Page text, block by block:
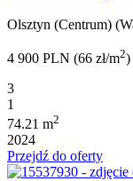
Olsztyn (Centrum)
4 900 PLN (66 zł/m2)
3
1
74.21 m2
2024
Przejdź do oferty